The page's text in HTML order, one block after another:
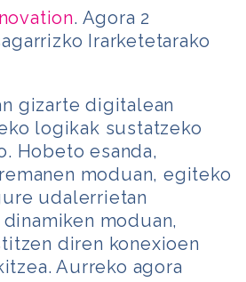
. Agora 2
Irarketetarako
gizarte digitalean
logikak sustatzeko
Hobeto esanda,
moduan, egiteko
udalerrietan
moduan,
diren konexioen
Aurreko agora